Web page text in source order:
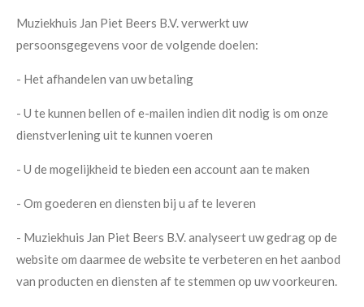
Muziekhuis Jan Piet Beers B.V. verwerkt uw
persoonsgegevens voor de volgende doelen:
- Het afhandelen van uw betaling
- U te kunnen bellen of e-mailen indien dit nodig is om onze
dienstverlening uit te kunnen voeren
- U de mogelijkheid te bieden een account aan te maken
- Om goederen en diensten bij u af te leveren
- Muziekhuis Jan Piet Beers B.V. analyseert uw gedrag op de
website om daarmee de website te verbeteren en het aanbod
van producten en diensten af te stemmen op uw voorkeuren.